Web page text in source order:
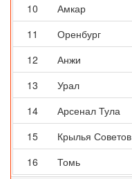
10
Амкар
11
Оренбург
12
Анжи
13
Урал
14
Арсенал Тула
15
Крылья Советов
16
Томь